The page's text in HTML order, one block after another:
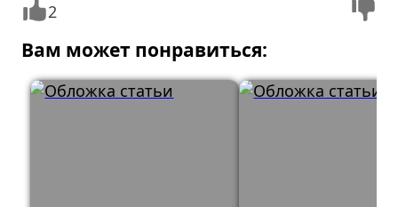
2
Вам может понравиться: